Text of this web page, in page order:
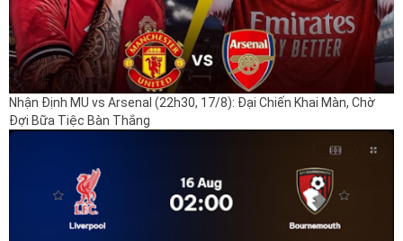
Nhận Định MU vs Arsenal (22h30, 17/8): Đại Chiến Khai Màn, Chờ
Đợi Bữa Tiệc Bàn Thắng